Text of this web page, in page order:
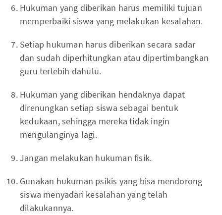
Hukuman yang diberikan harus memiliki tujuan
memperbaiki siswa yang melakukan kesalahan.
Setiap hukuman harus diberikan secara sadar
dan sudah diperhitungkan atau dipertimbangkan
guru terlebih dahulu.
Hukuman yang diberikan hendaknya dapat
direnungkan setiap siswa sebagai bentuk
kedukaan, sehingga mereka tidak ingin
mengulanginya lagi.
Jangan melakukan hukuman fisik.
Gunakan hukuman psikis yang bisa mendorong
siswa menyadari kesalahan yang telah
dilakukannya.